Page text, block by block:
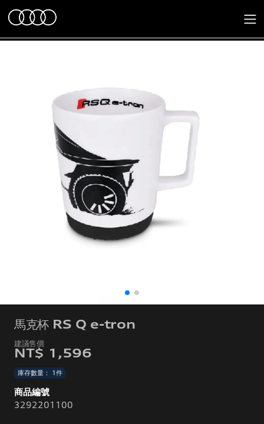
馬克杯 RS Q e-tron
NT$ 1,596
庫存數量： 1件
商品編號
3292201100